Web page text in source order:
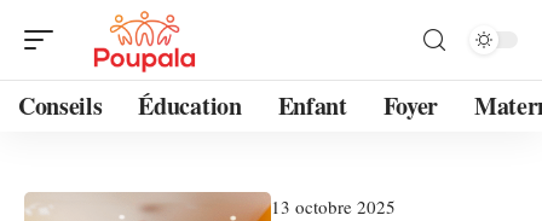
Conseils Éducation Enfant Foyer
13 octobre 2025